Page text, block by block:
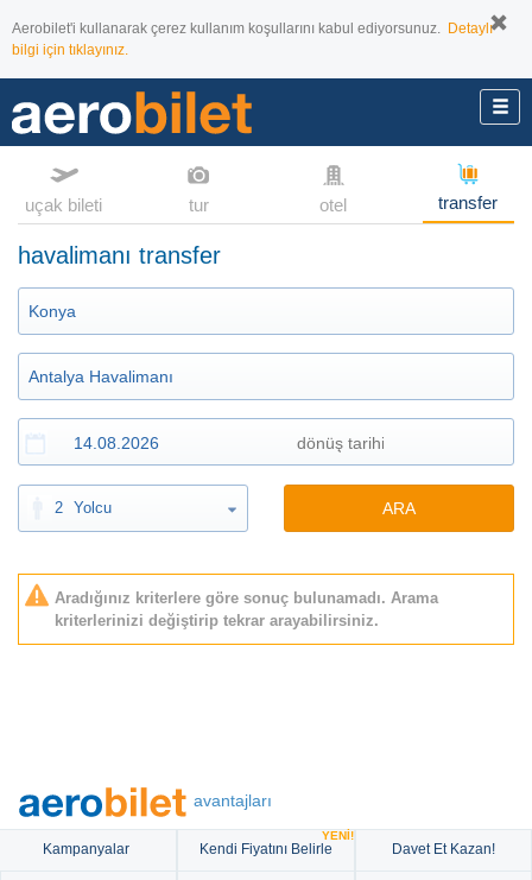
Aerobilet'i kullanarak çerez kullanım koşullarını kabul ediyorsunuz. Detaylı
bilgi için tıklayınız.
uçak bileti tur otel transfer
havalimanı transfer
2 Yolcu ARA
Aradığınız kriterlere göre sonuç bulunamadı. Arama
kriterlerinizi değiştirip tekrar arayabilirsiniz.
avantajları
Kampanyalar Kendi Fiyatını Belirle
YENİ!
Davet Et Kazan!